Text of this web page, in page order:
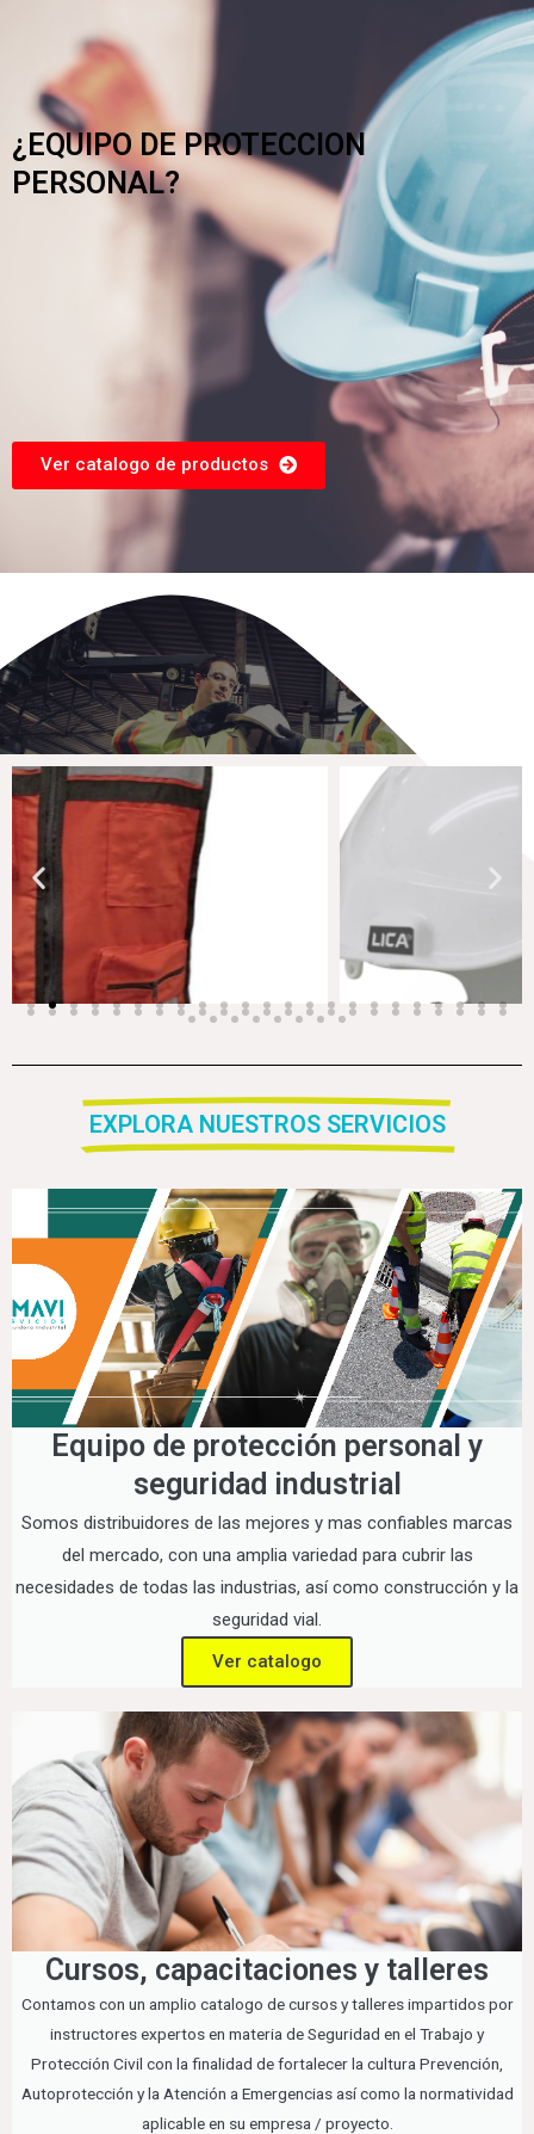
¿EQUIPO DE PROTECCION
PERSONAL?
Ver catalogo de productos
EXPLORA NUESTROS SERVICIOS
Equipo de protección personal y
seguridad industrial
Somos distribuidores de las mejores y mas confiables marcas
del mercado, con una amplia variedad para cubrir las
necesidades de todas las industrias, así como construcción y la
seguridad vial.
Ver catalogo
Cursos, capacitaciones y talleres
Contamos con un amplio catalogo de cursos y talleres impartidos por
instructores expertos en materia de Seguridad en el Trabajo y
Protección Civil con la finalidad de fortalecer la cultura Prevención,
Autoprotección y la Atención a Emergencias así como la normatividad
aplicable en su empresa / proyecto.